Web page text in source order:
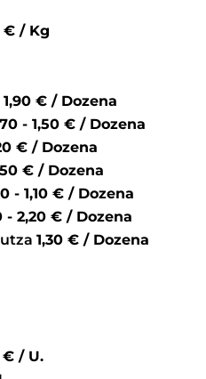
1,50 € / Kg
2,00 - 1,90 € / Dozena
1,70 - 1,50 € / Dozena
3,20 € / Dozena
1,50 € / Dozena
1,30 - 1,10 € / Dozena
2,30 - 2,20 € / Dozena
1,30 € / Dozena
3,00 - 1,00 € / U.